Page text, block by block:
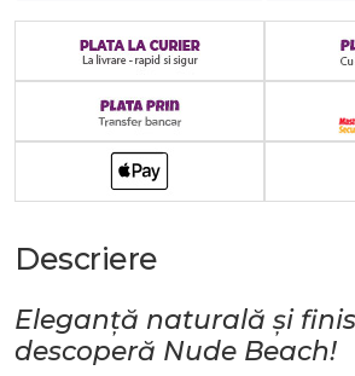
Descriere
Eleganță naturală și
descoperă Nude Beach!